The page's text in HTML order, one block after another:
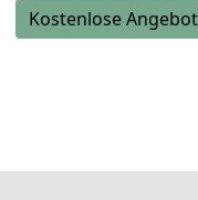
Kostenlose